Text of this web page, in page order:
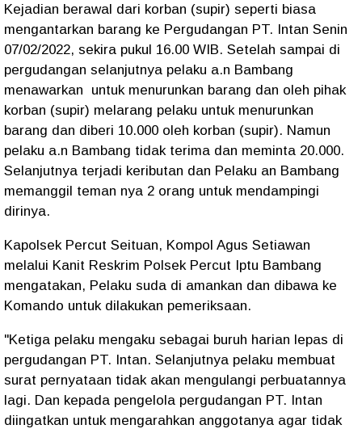
Kejadian berawal dari korban (supir) seperti biasa
mengantarkan barang ke Pergudangan PT. Intan Senin
07/02/2022, sekira pukul 16.00 WIB. Setelah sampai di
pergudangan selanjutnya pelaku a.n Bambang
menawarkan untuk menurunkan barang dan oleh pihak
korban (supir) melarang pelaku untuk menurunkan
barang dan diberi 10.000 oleh korban (supir). Namun
pelaku a.n Bambang tidak terima dan meminta 20.000.
Selanjutnya terjadi keributan dan Pelaku an Bambang
memanggil teman nya 2 orang untuk mendampingi
dirinya.
Kapolsek Percut Seituan, Kompol Agus Setiawan
melalui Kanit Reskrim Polsek Percut Iptu Bambang
mengatakan, Pelaku suda di amankan dan dibawa ke
Komando untuk dilakukan pemeriksaan.
"Ketiga pelaku mengaku sebagai buruh harian lepas di
pergudangan PT. Intan. Selanjutnya pelaku membuat
surat pernyataan tidak akan mengulangi perbuatannya
lagi. Dan kepada pengelola pergudangan PT. Intan
diingatkan untuk mengarahkan anggotanya agar tidak